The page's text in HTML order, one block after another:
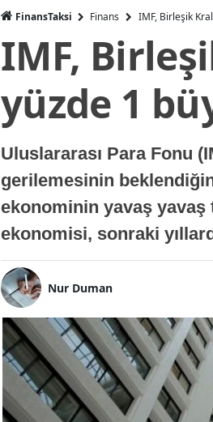
FinansTaksi Finans IMF, Birleşik
IMF,
yüzde 1
Uluslararası Para Fonu
gerilemesinin
ekonominin yavaş yavaş
ekonomisi, sonraki
Nur Duman